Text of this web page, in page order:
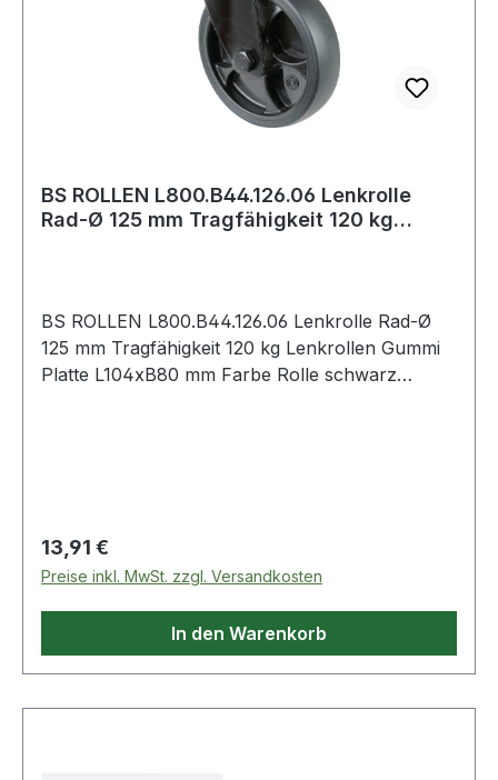
BS ROLLEN L800.B44.126.06 Lenkrolle
Rad-Ø 125 mm Tragfähigkeit 120 kg
BS ROLLEN L800.B44.126.06 Lenkrolle Rad-Ø
125 mm Tragfähigkeit 120 kg Lenkrollen Gummi
Platte L104xB80 mm Farbe Rolle schwarz
Befestigungsart: mit Anschraubplatte·
Schraublochentfernung: 84x64/76x56mm·
Ausführung: Lenkrollen
Regulärer Preis:
13,91 €
Preise inkl. MwSt. zzgl. Versandkosten
In den Warenkorb